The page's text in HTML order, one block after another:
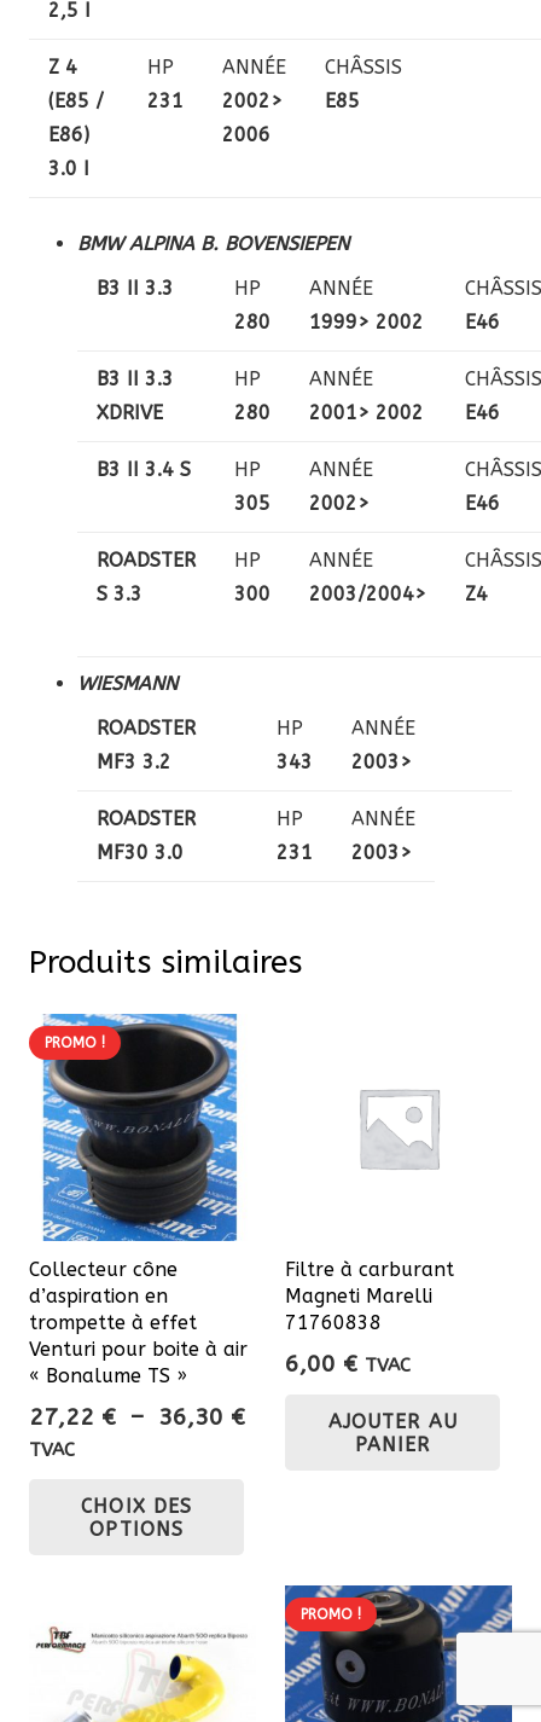
2,5 I
Z 4
(E85 /
E86)
3.0 I
HP
231
ANNÉE
2002>
2006
CHÂSSIS
E85
BMW ALPINA B. BOVENSIEPEN
B3 II 3.3
HP
280
ANNÉE
1999> 2002
CHÂSSIS
E46
B3 II 3.3
XDRIVE
HP
280
ANNÉE
2001> 2002
CHÂSSIS
E46
B3 II 3.4 S
HP
305
ANNÉE
2002>
CHÂSSIS
E46
ROADSTER
S 3.3
HP
300
ANNÉE
2003/2004>
CHÂSSIS
Z4
WIESMANN
ROADSTER
MF3 3.2
HP
343
ANNÉE
2003>
ROADSTER
MF30 3.0
HP
231
ANNÉE
2003>
Produits similaires
PROMO !
Collecteur cône
d’aspiration en
trompette à effet
Venturi pour boite à air
« Bonalume TS »
27,22 € – 36,30 €Plage
TVAC
CHOIX DES
OPTIONS
plusieurs
variations.
options
peuvent
Filtre à carburant
Magneti Marelli
71760838
6,00 € TVAC
AJOUTER AU
PANIER
PROMO !